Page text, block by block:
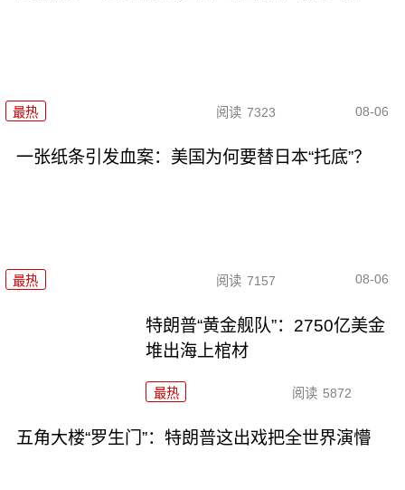
最热 阅读 7323 08-06
一张纸条引发血案：美国为何要替日本“托底”？
最热 阅读 7157 08-06
特朗普“黄金舰队”：2750亿美金
堆出海上棺材
最热 阅读 5872
五角大楼“罗生门”：特朗普这出戏把全世界演懵